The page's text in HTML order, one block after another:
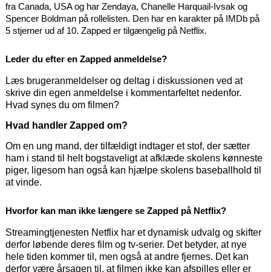
fra Canada, USA og har Zendaya, Chanelle Harquail-Ivsak og
Spencer Boldman på rollelisten. Den har en karakter på IMDb på
5 stjerner ud af 10. Zapped er tilgængelig på Netflix.
Leder du efter en Zapped anmeldelse?
Læs brugeranmeldelser og deltag i diskussionen ved at
skrive din egen anmeldelse i kommentarfeltet nedenfor.
Hvad synes du om filmen?
Hvad handler Zapped om?
Om en ung mand, der tilfældigt indtager et stof, der sætter
ham i stand til helt bogstaveligt at afklæde skolens kønneste
piger, ligesom han også kan hjælpe skolens baseballhold til
at vinde.
Hvorfor kan man ikke længere se Zapped på Netflix?
Streamingtjenesten Netflix har et dynamisk udvalg og skifter
derfor løbende deres film og tv-serier. Det betyder, at nye
hele tiden kommer til, men også at andre fjernes. Det kan
derfor være årsagen til, at filmen ikke kan afspilles eller er